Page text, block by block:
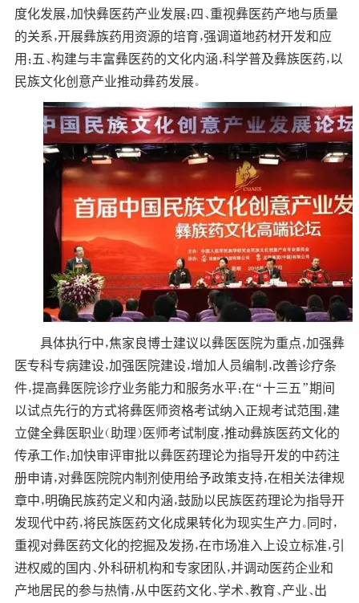
度化发展，加快彝医药产业发展；四、重视彝医药产地与质量
的关系，开展彝族药用资源的培育，强调道地药材开发和应
用；五、构建与丰富彝医药的文化内涵，科学普及彝族医药，以
民族文化创意产业推动彝药发展。
具体执行中，焦家良博士建议以彝医医院为重点，加强彝
医专科专病建设，加强医院建设，增加人员编制，改善诊疗条
件，提高彝医院诊疗业务能力和服务水平；在“十三五”期间
以试点先行的方式将彝医师资格考试纳入正规考试范围，建
立健全彝医职业（助理）医师考试制度，推动彝族医药文化的
传承工作；加快审评审批以彝医药理论为指导开发的中药注
册申请，对彝医院院内制剂使用给予政策支持，在相关法律规
章中，明确民族药定义和内涵，鼓励以民族医药理论为指导开
发现代中药，将民族医药文化成果转化为现实生产力。同时，
重视对彝医药文化的挖掘及发扬，在市场准入上设立标准，引
进权威的国内、外科研机构和专家团队，并调动医药企业和
产地居民的参与热情，从中医药文化、学术、教育、产业、出